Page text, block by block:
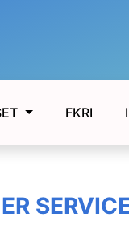
FKRI